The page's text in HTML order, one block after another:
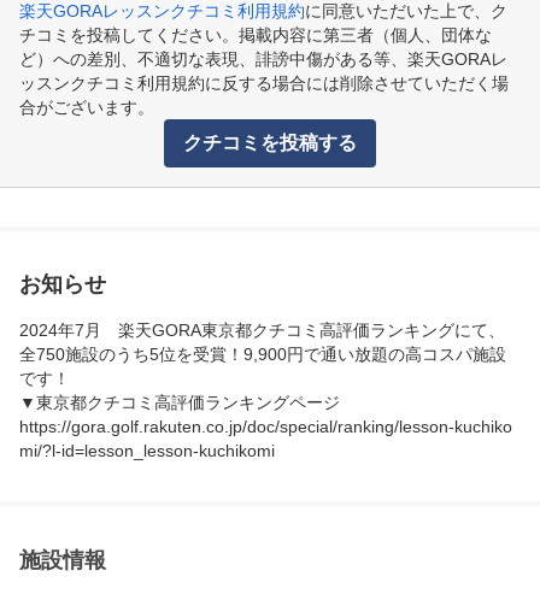
楽天GORAレッスンクチコミ利用規約に同意いただいた上で、ク
チコミを投稿してください。掲載内容に第三者（個人、団体な
ど）への差別、不適切な表現、誹謗中傷がある等、楽天GORAレ
ッスンクチコミ利用規約に反する場合には削除させていただく場
合がございます。
クチコミを投稿する
お知らせ
2024年7月　楽天GORA東京都クチコミ高評価ランキングにて、
全750施設のうち5位を受賞！9,900円で通い放題の高コスパ施設
です！
▼東京都クチコミ高評価ランキングページ
https://gora.golf.rakuten.co.jp/doc/special/ranking/lesson-kuchiko
mi/?l-id=lesson_lesson-kuchikomi
施設情報